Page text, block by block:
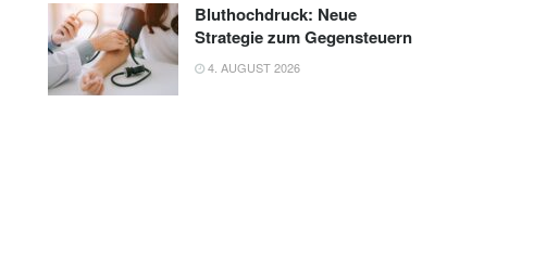
Bluthochdruck: Neue
Strategie zum Gegensteuern
4. AUGUST 2026